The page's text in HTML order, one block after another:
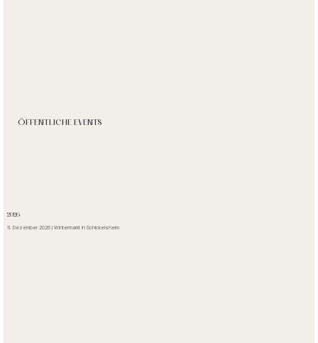
ÖFFENTLICHE EVENTS
2026
11. Dezember 2026 | Wintermarkt in Schickelsheim